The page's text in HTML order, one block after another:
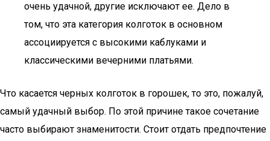
очень удачной, другие исключают ее. Дело в
том, что эта категория колготок в основном
ассоциируется с высокими каблуками и
классическими вечерними платьями.
Что касается черных колготок в горошек, то это, пожалуй,
самый удачный выбор. По этой причине такое сочетание
часто выбирают знаменитости. Стоит отдать предпочтение